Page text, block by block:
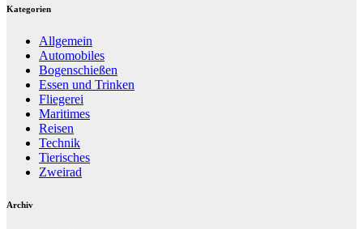
Kategorien
Allgemein
Automobiles
Bogenschießen
Essen und Trinken
Fliegerei
Maritimes
Reisen
Technik
Tierisches
Zweirad
Archiv